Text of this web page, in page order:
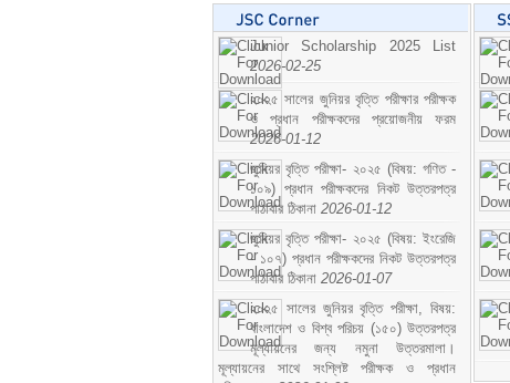
Junior Scholarship 2025 List
2026-02-25
২০২৫ সালের জুনিয়র বৃত্তি পরীক্ষার পরীক্ষক
ও প্রধান পরীক্ষকদের প্রয়োজনীয় ফরম
2026-01-12
জুনিয়র বৃত্তি পরীক্ষা- ২০২৫ (বিষয়: গণিত -
১০৯) প্রধান পরীক্ষকদের নিকট উত্তরপত্র
পাঠাবার ঠিকানা 2026-01-12
জুনিয়র বৃত্তি পরীক্ষা- ২০২৫ (বিষয়: ইংরেজি
- ১০৭) প্রধান পরীক্ষকদের নিকট উত্তরপত্র
পাঠাবার ঠিকানা 2026-01-07
২০২৫ সালের জুনিয়র বৃত্তি পরীক্ষা, বিষয়:
বাংলাদেশ ও বিশ্ব পরিচয় (১৫০) উত্তরপত্র
মূল্যায়নের জন্য নমুনা উত্তরমালা।
মূল্যায়নের সাথে সংশ্লিষ্ট পরীক্ষক ও প্রধান